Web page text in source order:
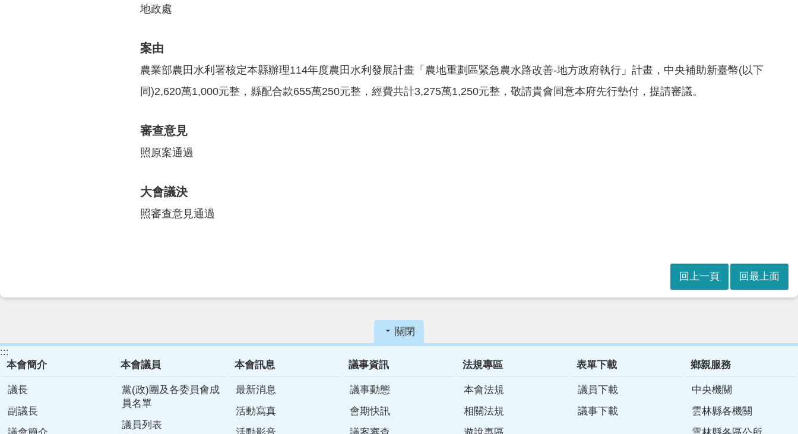
地政處
案由
農業部農田水利署核定本縣辦理114年度農田水利發展計畫「農地重劃區緊急農水路改善-地方政府執行」計畫，中央補助新臺幣(以下
同)2,620萬1,000元整，縣配合款655萬250元整，經費共計3,275萬1,250元整，敬請貴會同意本府先行墊付，提請審議。
審查意見
照原案通過
大會議決
照審查意見通過
回上一頁 回最上面
關閉
:::
本會簡介
議長
副議長
本會議員
黨(政)團及各委員會成
員名單
議員列表
本會訊息
最新消息
活動寫真
議事資訊
議事動態
會期快訊
法規專區
本會法規
相關法規
表單下載
議員下載
議事下載
鄉親服務
中央機關
雲林縣各機關